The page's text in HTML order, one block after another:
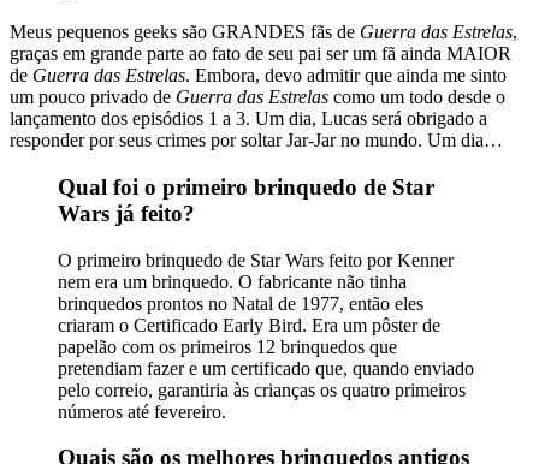
Meus pequenos geeks são GRANDES fãs de Guerra das Estrelas,
graças em grande parte ao fato de seu pai ser um fã ainda MAIOR
de Guerra das Estrelas. Embora, devo admitir que ainda me sinto
um pouco privado de Guerra das Estrelas como um todo desde o
lançamento dos episódios 1 a 3. Um dia, Lucas será obrigado a
responder por seus crimes por soltar Jar-Jar no mundo. Um dia…
Qual foi o primeiro brinquedo de Star
Wars já feito?
O primeiro brinquedo de Star Wars feito por Kenner
nem era um brinquedo. O fabricante não tinha
brinquedos prontos no Natal de 1977, então eles
criaram o Certificado Early Bird. Era um pôster de
papelão com os primeiros 12 brinquedos que
pretendiam fazer e um certificado que, quando enviado
pelo correio, garantiria às crianças os quatro primeiros
números até fevereiro.
Quais são os melhores brinquedos antigos